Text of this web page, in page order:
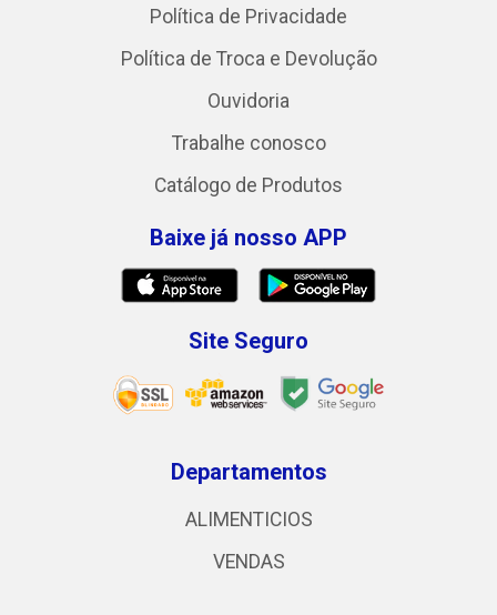
Política de Privacidade
Política de Troca e Devolução
Ouvidoria
Trabalhe conosco
Catálogo de Produtos
Baixe já nosso APP
Site Seguro
Departamentos
ALIMENTICIOS
VENDAS